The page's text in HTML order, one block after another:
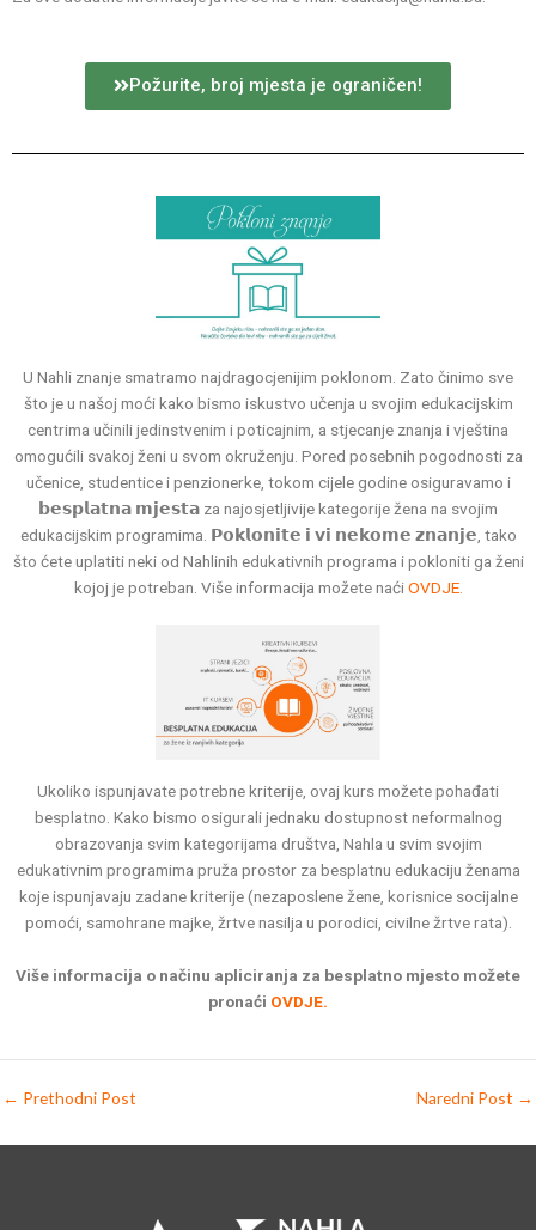
Požurite, broj mjesta je ograničen!
U Nahli znanje smatramo najdragocjenijim poklonom. Zato činimo sve
što je u našoj moći kako bismo iskustvo učenja u svojim edukacijskim
centrima učinili jedinstvenim i poticajnim, a stjecanje znanja i vještina
omogućili svakoj ženi u svom okruženju. Pored posebnih pogodnosti za
učenice, studentice i penzionerke, tokom cijele godine osiguravamo i
𝗯𝗲𝘀𝗽𝗹𝗮𝘁𝗻𝗮 𝗺𝗷𝗲𝘀𝘁𝗮 za najosjetljivije kategorije žena na svojim
edukacijskim programima. 𝗣𝗼𝗸𝗹𝗼𝗻𝗶𝘁𝗲 𝗶 𝘃𝗶 𝗻𝗲𝗸𝗼𝗺𝗲 𝘇𝗻𝗮𝗻𝗷𝗲, tako
što ćete uplatiti neki od Nahlinih edukativnih programa i pokloniti ga ženi
kojoj je potreban. Više informacija možete naćiOVDJE.
Ukoliko ispunjavate potrebne kriterije, ovaj kurs možete pohađati
besplatno. Kako bismo osigurali jednaku dostupnost neformalnog
obrazovanja svim kategorijama društva, Nahla u svim svojim
edukativnim programima pruža prostor za besplatnu edukaciju ženama
koje ispunjavaju zadane kriterije (nezaposlene žene, korisnice socijalne
pomoći, samohrane majke, žrtve nasilja u porodici, civilne žrtve rata).
Više informacija o načinu apliciranja za besplatno mjesto možete
pronaći OVDJE.
← Prethodni Post Naredni Post →